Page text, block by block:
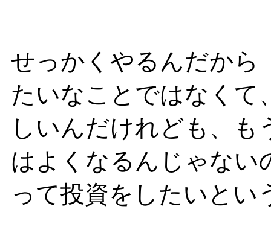
せっかくやるんだから
たいなことではなくて
しいんだけれども、も
はよくなるんじゃない
って投資をしたいとい